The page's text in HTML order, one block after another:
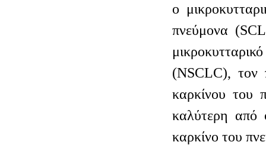
ο
πνεύμονα
(NSCLC), τον
καρκίνου του
καλύτερη από
καρκίνο του